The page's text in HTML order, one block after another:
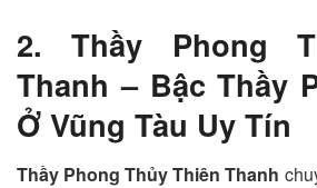
2. Thầy Phong
Thanh – Bậc Thầy
Ở Vũng Tàu Uy Tín
Thầy Phong Thủy Thiên Thanh